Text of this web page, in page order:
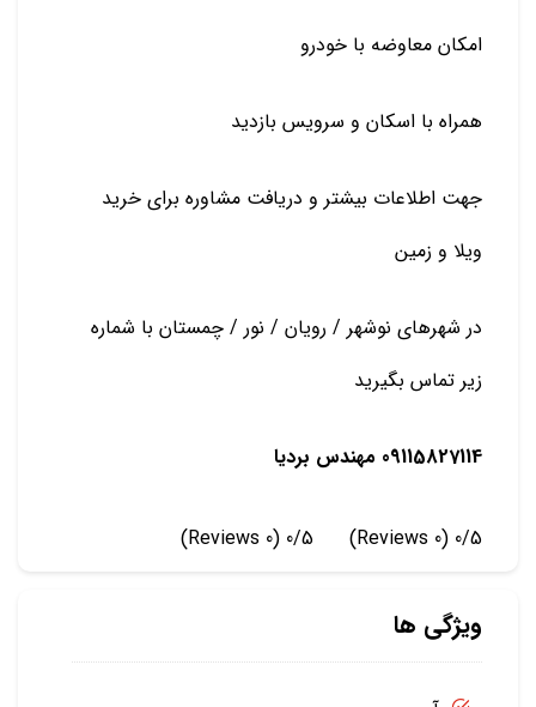
امکان معاوضه با خودرو
همراه با اسکان و سرویس بازدید
جهت اطلاعات بیشتر و دریافت مشاوره برای خرید
ویلا و زمین
در شهرهای نوشهر / رویان / نور / چمستان با شماره
زیر تماس بگیرید
09115827114 مهندس بردیا
0/5
(0 Reviews)
0/5
(0 Reviews)
ویژگی ها